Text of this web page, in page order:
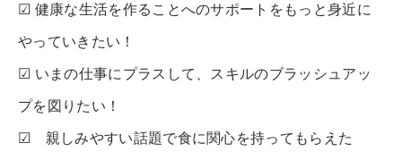
☑ 健康な生活を作ることへのサポートをもっと身近に
やっていきたい！
☑ いまの仕事にプラスして、スキルのブラッシュアッ
プを図りたい！
☑ 親しみやすい話題で食に関心を持ってもらえた